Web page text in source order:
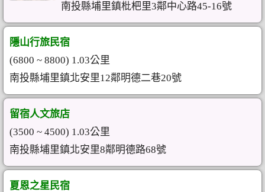
南投縣埔里鎮枇杷里3鄰中心路45-16號
隱山行旅民宿
(6800 ~ 8800) 1.03公里
南投縣埔里鎮北安里12鄰明德二巷20號
留宿人文旅店
(3500 ~ 4500) 1.03公里
南投縣埔里鎮北安里8鄰明德路68號
夏恩之星民宿